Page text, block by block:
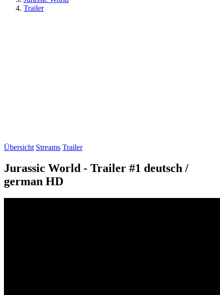
Trailer
Übersicht Streams Trailer
Jurassic World - Trailer #1 deutsch /
german HD